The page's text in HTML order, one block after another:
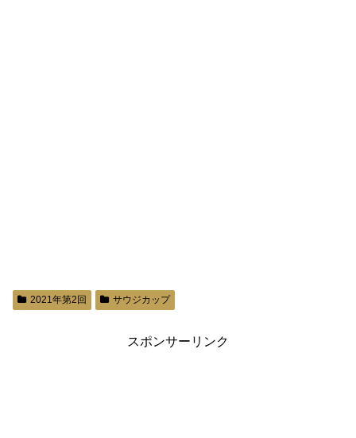
2021年第2回 サウジカップ
スポンサーリンク